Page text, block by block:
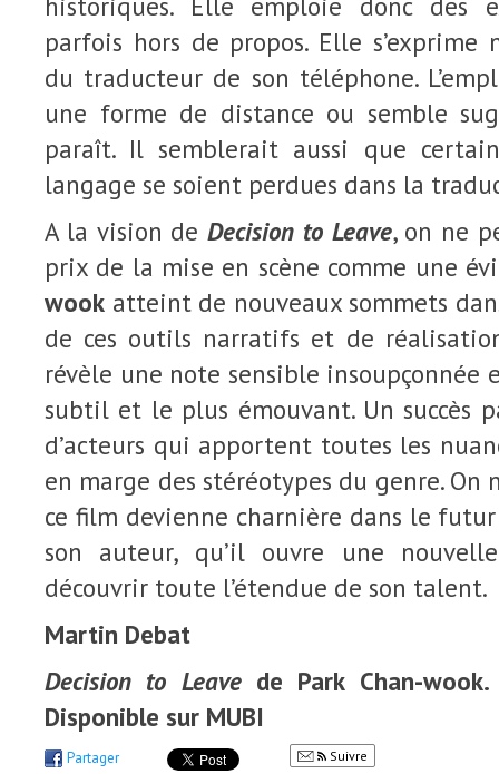
parfois hors de propos. Elle
du traducteur de son téléphone.
une forme de distance ou semble
paraît. Il semblerait aussi que
langage se soient perdues dans la
A la vision de Decision to Leave, on ne
prix de la mise en scène comme une
wook atteint de nouveaux sommets
de ces outils narratifs et de
révèle une note sensible
subtil et le plus émouvant. Un succès
d’acteurs qui apportent toutes les
en marge des stéréotypes du genre. On
ce film devienne charnière dans le
son auteur, qu’il ouvre une
découvrir toute l’étendue de son talent.
Martin Debat
Decision to Leavede Park Chan-
Disponible sur MUBI
Partager Suivre